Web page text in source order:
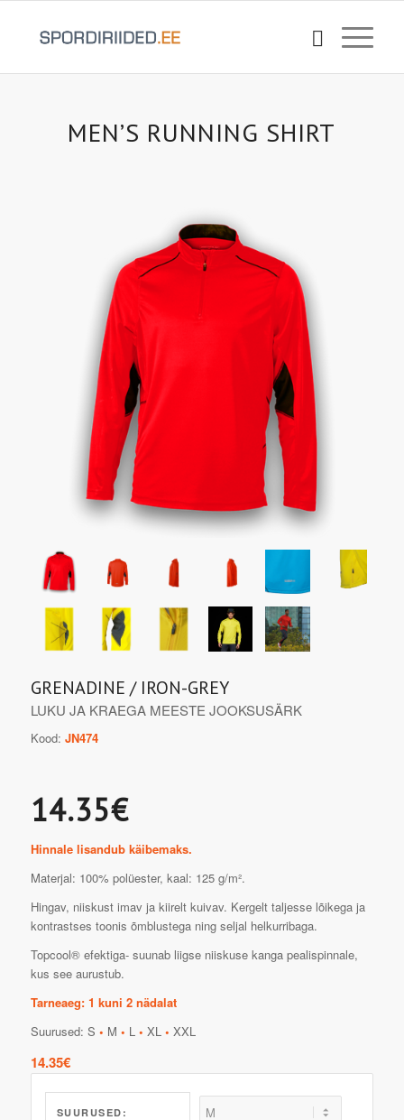
MEN’S RUNNING SHIRT
GRENADINE / IRON-GREY
LUKU JA KRAEGA MEESTE JOOKSUSÄRK
Kood: JN474
14.35€
Hinnale lisandub käibemaks.
Materjal: 100% polüester, kaal: 125 g/m².
Hingav, niiskust imav ja kiirelt kuivav. Kergelt taljesse lõikega ja
kontrastses toonis õmblustega ning seljal helkurribaga.
Topcool® efektiga- suunab liigse niiskuse kanga pealispinnale,
kus see aurustub.
Tarneaeg: 1 kuni 2 nädalat
Suurused: S • M • L • XL • XXL
14.35€
SUURUSED: